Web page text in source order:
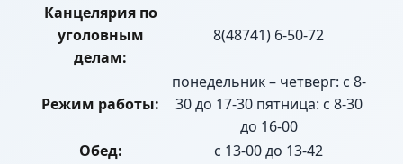
Канцелярия по
уголовным
делам:
8(48741) 6-50-72
Режим работы:
понедельник – четверг: с 8-
30 до 17-30 пятница: с 8-30
до 16-00
Обед:
с 13-00 до 13-42